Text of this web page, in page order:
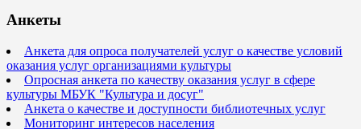
Анкеты
Анкета для опроса получателей услуг о качестве условий
оказания услуг организациями культуры
Опросная анкета по качеству оказания услуг в сфере
культуры МБУК "Культура и досуг"
Анкета о качестве и доступности библиотечных услуг
Мониторинг интересов населения